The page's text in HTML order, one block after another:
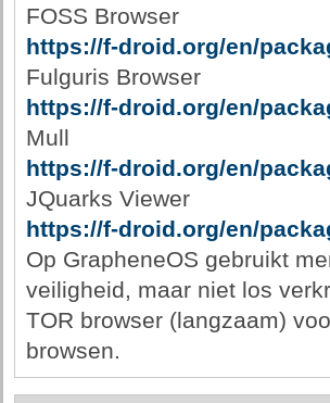
FOSS Browser
https://f-droid.org/en/
Fulguris Browser
https://f-droid.org/en/
Mull
https://f-droid.org/en/
JQuarks Viewer
https://f-droid.org/en/
Op GrapheneOS gebruikt
veiligheid, maar niet los
TOR browser (langzaam)
browsen.